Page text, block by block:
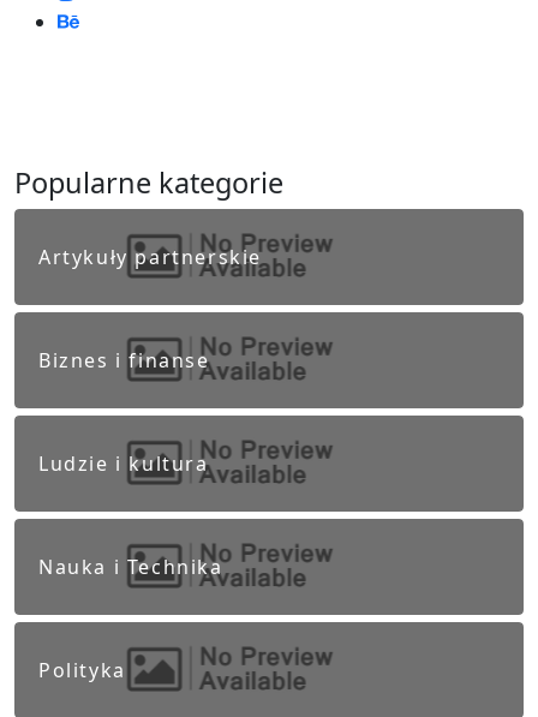
Popularne kategorie
Artykuły partnerskie
Biznes i finanse
Ludzie i kultura
Nauka i Technika
Polityka